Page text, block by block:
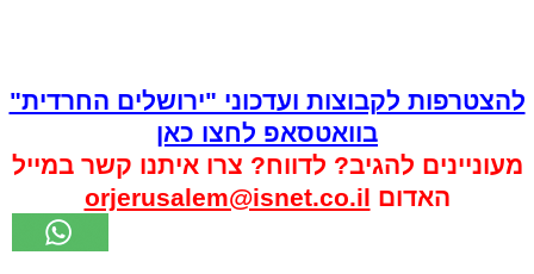
להצטרפות לקבוצות ועדכוני "ירושלים החרדית"
בוואטסאפ לחצו כאן
מעוניינים להגיב? לדווח? צרו איתנו קשר במייל
האדום orjerusalem@isnet.co.il